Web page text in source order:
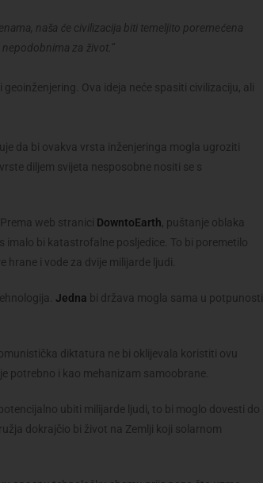
naša će civilizacija biti temeljito poremećena
za život.”
geoinženjering. Ova ideja neće spasiti civilizaciju, ali
da bi ovakva vrsta inženjeringa mogla ugroziti
diljem svijeta nesposobne nositi se s
web stranici DowntoEarth, puštanje oblaka
imalo bi katastrofalne posljedice. To bi poremetilo
i vode za dvije milijarde ljudi.
Jedna bi država mogla sama u potpunosti
diktatura ne bi oklijevala koristiti ovu
potrebno i kao mehanizam samoobrane.
ubiti milijarde ljudi, to bi moglo dovesti do
dokrajčio bi život na Zemlji koji solarnom